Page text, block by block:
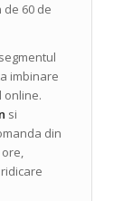
60 de
imbinare
online.
si
din